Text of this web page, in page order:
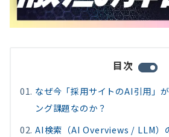
目次
なぜ今「採用サイトのAI引用」
ング課題なのか？
AI検索（AI Overviews / LLM）